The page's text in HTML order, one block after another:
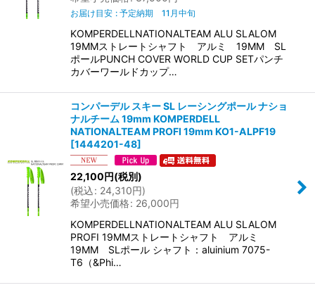
お届け目安 : 予定納期 11月中旬
KOMPERDELLNATIONALTEAM ALU SLALOM
19MMストレートシャフト アルミ 19MM SL
ポールPUNCH COVER WORLD CUP SETパンチ
カバーワールドカップ…
コンパーデル スキー SL レーシングポール ナショ
ナルチーム 19mm KOMPERDELL
NATIONALTEAM PROFI 19mm KO1-ALPF19
[1444201-48]
22,100円(税別)
(税込: 24,310円)
希望小売価格: 26,000円
KOMPERDELLNATIONALTEAM ALU SLALOM
PROFI 19MMストレートシャフト アルミ
19MM SLポール シャフト：aluinium 7075-
T6（&Phi…